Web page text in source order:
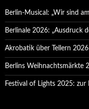
Berlin-Musical: „Wir sind
Berlinale 2026: „Ausdruck
Akrobatik über Tellern 2026
Berlins Weihnachtsmärkte
Festival of Lights 2025: zur